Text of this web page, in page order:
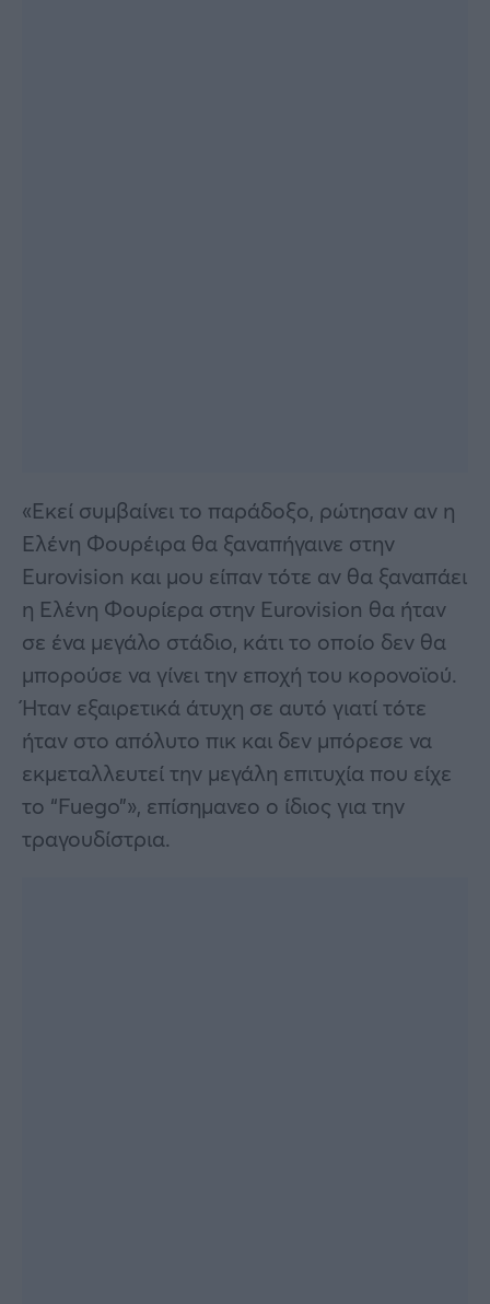
«Εκεί συμβαίνει το παράδοξο, ρώτησαν αν η
Ελένη Φουρέιρα θα ξαναπήγαινε στην
Eurovision και μου είπαν τότε αν θα ξαναπάει
η Ελένη Φουρίερα στην Eurovision θα ήταν
σε ένα μεγάλο στάδιο, κάτι το οποίο δεν θα
μπορούσε να γίνει την εποχή του κορονοϊού.
Ήταν εξαιρετικά άτυχη σε αυτό γιατί τότε
ήταν στο απόλυτο πικ και δεν μπόρεσε να
εκμεταλλευτεί την μεγάλη επιτυχία που είχε
το “Fuego”», επίσημανεο ο ίδιος για την
τραγουδίστρια.